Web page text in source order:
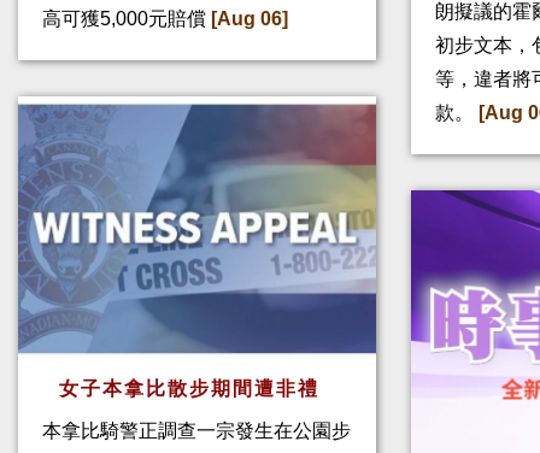
高可獲5,000元賠償 [Aug 06]
女子本拿比散步期間遭非禮
本拿比騎警正調查一宗發生在公園步
朗擬議的霍
初步文本，
等，違者將
款。
[Aug